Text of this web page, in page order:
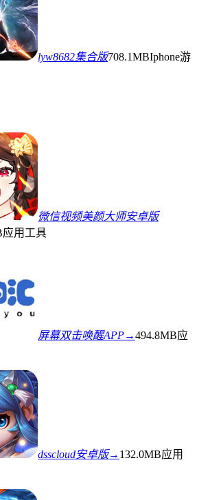
lyw8682集合版708.1MBIphone游
微信视频美颜大师安卓版
应用工具
屏幕双击唤醒APP→494.8MB应
dsscloud安卓版→ 132.0MB应用